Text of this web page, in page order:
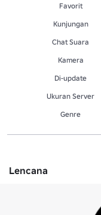
Favorit
Kunjungan
Chat Suara
Kamera
Di-update
Ukuran Server
Genre
Lencana